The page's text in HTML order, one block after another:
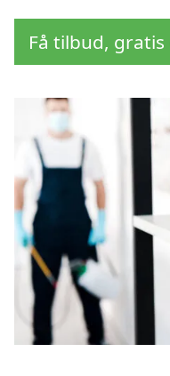
Få tilbud,